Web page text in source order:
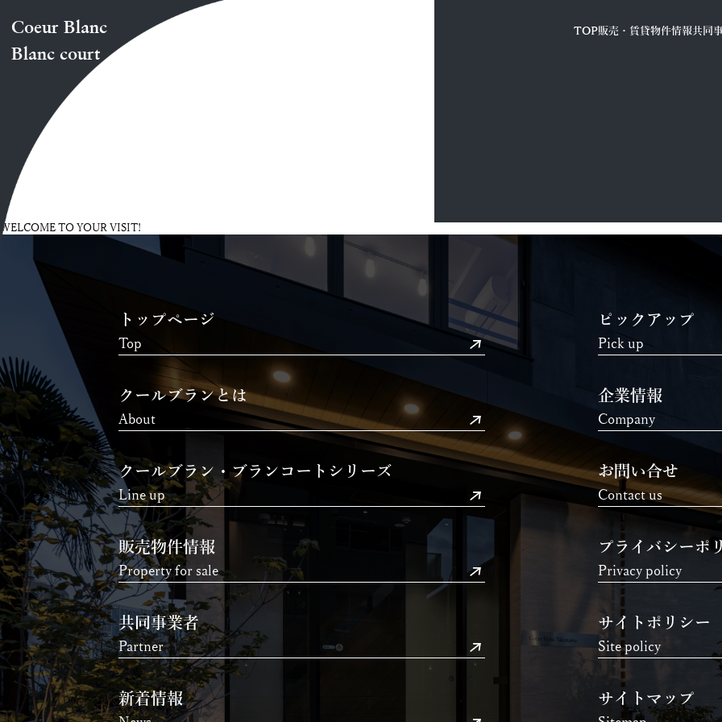
Coeur Blanc
Blanc court
TOP販売・賃貸物件情報共同
WELCOME TO YOUR VISIT!
トップページ
Top
クールブランとは
About
クールブラン・ブランコートシリーズ
Line up
販売物件情報
Property for sale
共同事業者
Partner
新着情報
ピックアップ
Pick up
企業情報
Company
お問い合せ
Contact us
プライバシーポ
Privacy policy
サイトポリシー
Site policy
サイトマップ